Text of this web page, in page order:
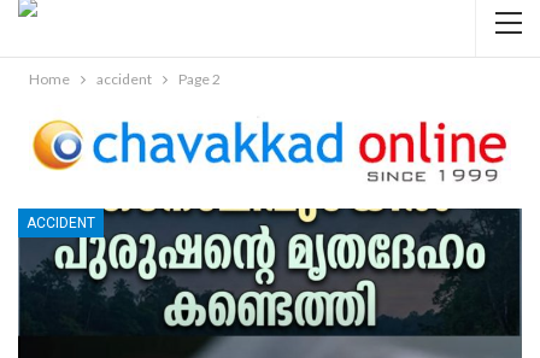
Home accident Page 2
ACCIDENT